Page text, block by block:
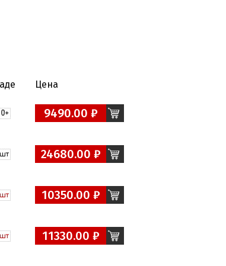
Цена
9490.00 ₽
24680.00 ₽
10350.00 ₽
11330.00 ₽